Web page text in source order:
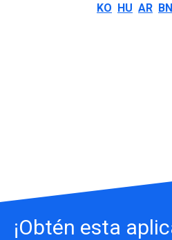
KO HU AR BN
¡Obtén esta